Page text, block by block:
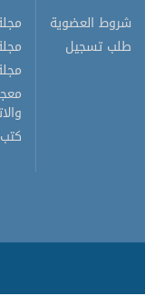
شروط العضوية
طلب تسجيل